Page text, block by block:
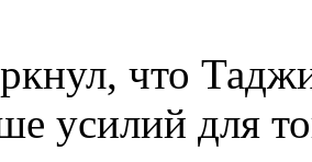
что
усилий для